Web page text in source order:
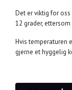
Det er viktig for
12 grader,
Hvis temperaturen
gjerne et hyggelig